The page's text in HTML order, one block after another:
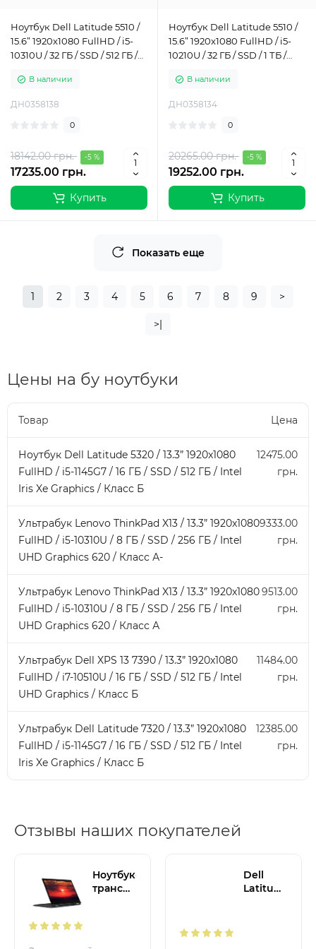
Ноутбук Dell Latitude 5510 /
15.6” 1920x1080 FullHD / i5-
10310U / 32 ГБ / SSD / 512 ГБ /
В наличии
ДН0358138
0
18142.00 грн. -5 %
17235.00 грн.
Купить
Ноутбук Dell Latitude 5510 /
15.6” 1920x1080 FullHD / i5-
10210U / 32 ГБ / SSD / 1 ТБ /
В наличии
ДН0358134
0
20265.00 грн. -5 %
19252.00 грн.
Купить
Показать еще
1 2 3 4 5 6 7 8 9 >
>|
Цены на бу ноутбуки
Товар Цена
Ноутбук Dell Latitude 5320 / 13.3” 1920x1080
FullHD / i5-1145G7 / 16 ГБ / SSD / 512 ГБ / Intel
Iris Xe Graphics / Класс Б
12475.00
грн.
Ультрабук Lenovo ThinkPad X13 / 13.3” 1920x1080
FullHD / i5-10310U / 8 ГБ / SSD / 256 ГБ / Intel
UHD Graphics 620 / Класс А-
9333.00
грн.
Ультрабук Lenovo ThinkPad X13 / 13.3” 1920x1080
FullHD / i5-10310U / 8 ГБ / SSD / 256 ГБ / Intel
UHD Graphics 620 / Класс А
9513.00
грн.
Ультрабук Dell XPS 13 7390 / 13.3” 1920x1080
FullHD / i7-10510U / 16 ГБ / SSD / 512 ГБ / Intel
UHD Graphics / Класс Б
11484.00
грн.
Ультрабук Dell Latitude 7320 / 13.3” 1920x1080
FullHD / i5-1145G7 / 16 ГБ / SSD / 512 ГБ / Intel
Iris Xe Graphics / Класс Б
12385.00
грн.
Отзывы наших покупателей
Ноутбук-
трансформер
Dell
Latitude